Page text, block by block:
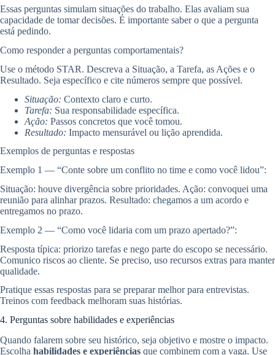
Essas perguntas simulam situações do trabalho. Elas avaliam sua
capacidade de tomar decisões. É importante saber o que a pergunta
está pedindo.
Como responder a perguntas comportamentais?
Use o método STAR. Descreva a Situação, a Tarefa, as Ações e o
Resultado. Seja específico e cite números sempre que possível.
Situação: Contexto claro e curto.
Tarefa: Sua responsabilidade específica.
Ação: Passos concretos que você tomou.
Resultado: Impacto mensurável ou lição aprendida.
Exemplos de perguntas e respostas
Exemplo 1 — “Conte sobre um conflito no time e como você lidou”:
Situação: houve divergência sobre prioridades. Ação: convoquei uma
reunião para alinhar prazos. Resultado: chegamos a um acordo e
entregamos no prazo.
Exemplo 2 — “Como você lidaria com um prazo apertado?”:
Resposta típica: priorizo tarefas e nego parte do escopo se necessário.
Comunico riscos ao cliente. Se preciso, uso recursos extras para manter
qualidade.
Pratique essas respostas para se preparar melhor para entrevistas.
Treinos com feedback melhoram suas histórias.
4. Perguntas sobre habilidades e experiências
Quando falarem sobre seu histórico, seja objetivo e mostre o impacto.
Escolha habilidades e experiências que combinem com a vaga. Use